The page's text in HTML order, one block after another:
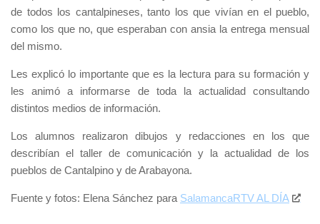
de todos los cantalpineses, tanto los que vivían en el pueblo,
como los que no, que esperaban con ansia la entrega mensual
del mismo.
Les explicó lo importante que es la lectura para su formación y
les animó a informarse de toda la actualidad consultando
distintos medios de información.
Los alumnos realizaron dibujos y redacciones en los que
describían el taller de comunicación y la actualidad de los
pueblos de Cantalpino y de Arabayona.
Fuente y fotos: Elena Sánchez para SalamancaRTV AL DÍA